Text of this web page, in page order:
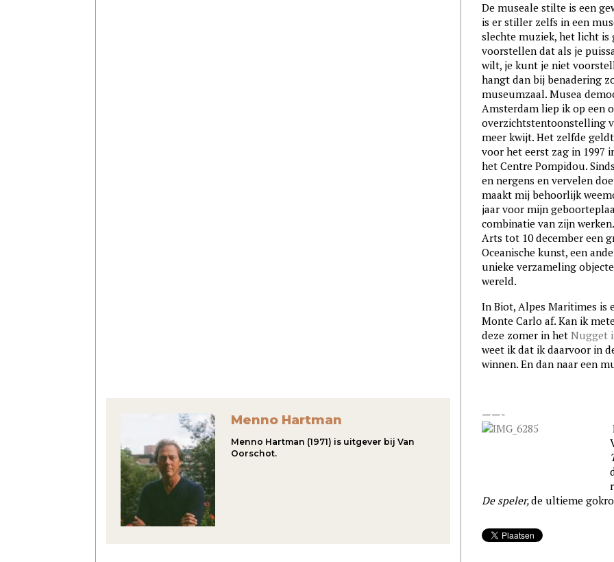
De museale stilte is een
is er stiller zelfs in een
slechte muziek, het licht is
voorstellen dat als je
wilt, je kunt je niet
hangt dan bij benadering
museumzaal. Musea
Amsterdam liep ik op een
overzichtstentoonstelling
meer kwijt. Het zelfde
voor het eerst zag in 1997
het Centre Pompidou.
en nergens en vervelen
maakt mij behoorlijk
jaar voor mijn
combinatie van zijn
Arts tot 10 december een
Oceanische kunst, een
unieke verzameling
wereld.
In Biot, Alpes Maritimes is
Monte Carlo af. Kan ik
deze zomer in het Nugget
weet ik dat ik daarvoor in
winnen. En dan naar een
——-
De speler,de ultieme
Menno Hartman
Menno Hartman (1971) is uitgever bij Van
Oorschot.